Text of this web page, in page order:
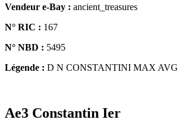
Vendeur e-Bay : ancient_treasures
N° RIC : 167
N° NBD : 5495
Légende : D N CONSTANTINI MAX AVG
Ae3 Constantin Ier